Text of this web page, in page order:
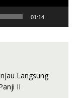
01:14